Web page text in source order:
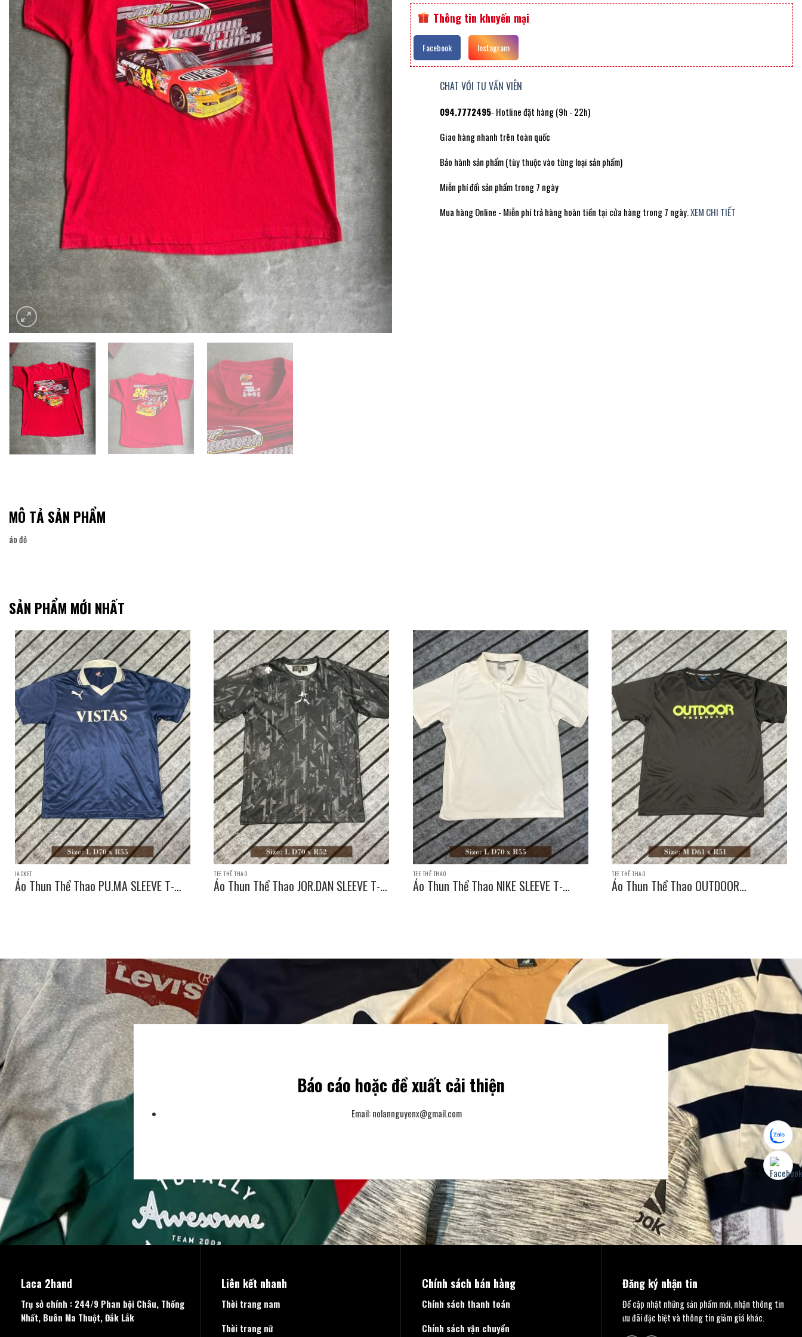
Thông tin khuyến mại
Facebook Instagram
CHAT VỚI TƯ VẤN VIÊN
094.7772495- Hotline đặt hàng (9h - 22h)
Giao hàng nhanh trên toàn quốc
Bảo hành sản phẩm (tùy thuộc vào từng loại sản phẩm)
Miễn phí đổi sản phẩm trong 7 ngày
Mua hàng Online - Miễn phí trả hàng hoàn tiền tại cửa hàng trong 7 ngày.XEM CHI TIẾT
MÔ TẢ SẢN PHẨM
áo đỏ
SẢN PHẨM MỚI NHẤT
JACKET
Áo Thun Thể Thao PU.MA SLEEVE T-
TEE THỂ THAO
Áo Thun Thể Thao JOR.DAN SLEEVE T-
TEE THỂ THAO
Áo Thun Thể Thao NIKE SLEEVE T-
TEE THỂ THAO
Áo Thun Thể Thao OUTDOOR
Báo cáo hoặc đề xuất cải thiện
Email:nolannguyenx@gmail.com
Laca 2hand
Trụ sở chính : 244/9 Phan bội Châu, Thống
Nhất, Buôn Ma Thuột, Đắk Lắk
Liên kết nhanh
Thời trang nam
Thời trang nữ
Chính sách bán hàng
Chính sách thanh toán
Chính sách vận chuyển
Đăng ký nhận tin
Để cập nhật những sản phẩm mới, nhận thông tin
ưu đãi đặc biệt và thông tin giảm giá khác.